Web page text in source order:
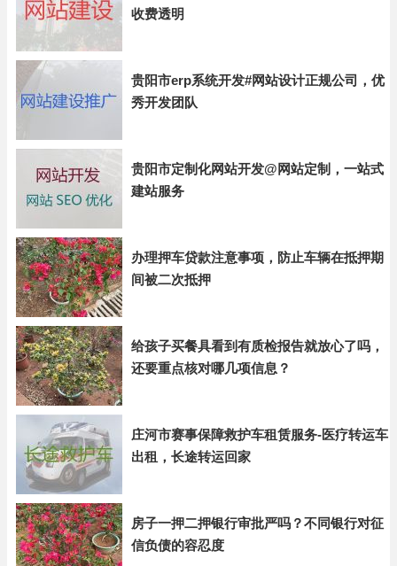
收费透明
贵阳市erp系统开发#网站设计正规公司，优
秀开发团队
贵阳市定制化网站开发@网站定制，一站式
建站服务
办理押车贷款注意事项，防止车辆在抵押期
间被二次抵押
给孩子买餐具看到有质检报告就放心了吗，
还要重点核对哪几项信息？
庄河市赛事保障救护车租赁服务-医疗转运车
出租，长途转运回家
房子一押二押银行审批严吗？不同银行对征
信负债的容忍度